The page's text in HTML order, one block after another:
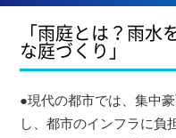
「雨庭とは？雨水
な庭づくり」
●現代の都市では、集中
し、都市のインフラに負